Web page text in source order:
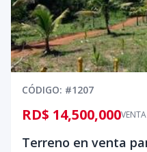
CÓDIGO: #1207
VENTA
RD$ 14,500,000